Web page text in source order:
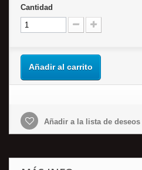
Cantidad
Añadir al carrito
Añadir a la lista de deseos